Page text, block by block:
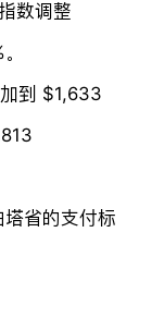
数调整
到 $1,633
省的支付标